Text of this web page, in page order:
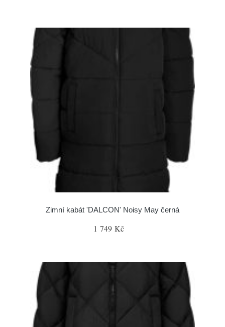
Zimní kabát 'DALCON' Noisy May černá
1 749 Kč